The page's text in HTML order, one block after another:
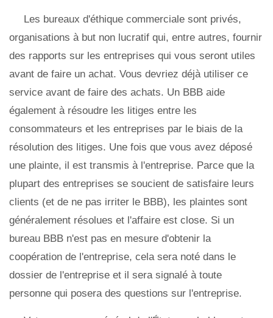
Les bureaux d'éthique commerciale sont privés,
organisations à but non lucratif qui, entre autres, fournir
des rapports sur les entreprises qui vous seront utiles
avant de faire un achat. Vous devriez déjà utiliser ce
service avant de faire des achats. Un BBB aide
également à résoudre les litiges entre les
consommateurs et les entreprises par le biais de la
résolution des litiges. Une fois que vous avez déposé
une plainte, il est transmis à l'entreprise. Parce que la
plupart des entreprises se soucient de satisfaire leurs
clients (et de ne pas irriter le BBB), les plaintes sont
généralement résolues et l'affaire est close. Si un
bureau BBB n'est pas en mesure d'obtenir la
coopération de l'entreprise, cela sera noté dans le
dossier de l'entreprise et il sera signalé à toute
personne qui posera des questions sur l'entreprise.